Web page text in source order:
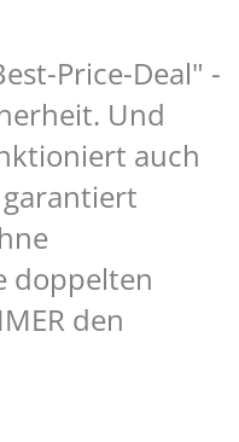
Price-Deal" -
Und
auch
doppelten
den